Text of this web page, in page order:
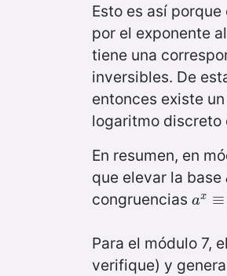
Esto es así
por el exponente
tiene una
inversibles. De
entonces existe
logaritmo discreto
En resumen, en
que elevar la base
congruencias ax ≡
ax ≡b
Para el módulo 7,
verifique) y